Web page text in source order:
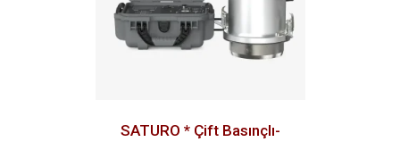
SATURO * Çift Basınçlı-